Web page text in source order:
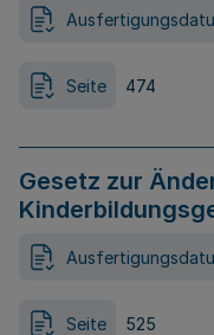
Seite 474
Gesetz zur
Seite 525